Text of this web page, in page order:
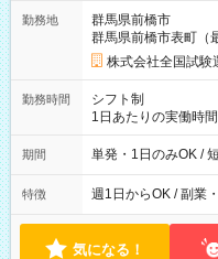
例】 ・河合塾模擬試
×8時間＝日収10,400
円の場合あり ・国
円（役割手当＋100円
間】試用期間なし
勤務地
群馬県前橋市
群馬県前橋市表町（
株式会社全国試験
勤務時間
シフト制
1日あたりの実働時
間は 試験により異
期間 単発・1日のみOK /
特徴 週1日からOK / 副業
気になる！